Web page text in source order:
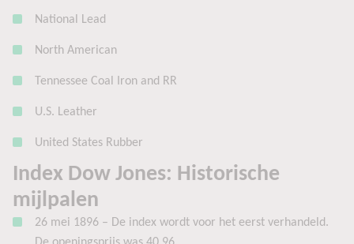
National Lead
North American
Tennessee Coal Iron and RR
U.S. Leather
United States Rubber
Index Dow Jones: Historische
mijlpalen
26 mei 1896 – De index wordt voor het eerst verhandeld.